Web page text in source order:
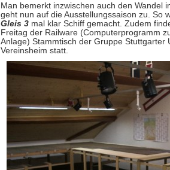
Man bemerkt inzwischen auch den Wandel
geht nun auf die Ausstellungssaison zu. So
Gleis 3mal klar Schiff gemacht. Zudem
Freitag der Railware (Computerprogramm
Anlage) Stammtisch der Gruppe Stuttgarter
Vereinsheim statt.